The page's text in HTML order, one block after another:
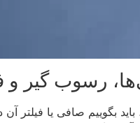
رسوب گیر و
بگوییم صافی یا